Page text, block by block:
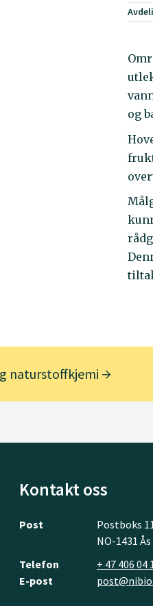
og
naturstoffkjemi
Kontakt oss
Post
Postboks
NO-1431 Ås
Telefon
+ 47 406 04
E-post